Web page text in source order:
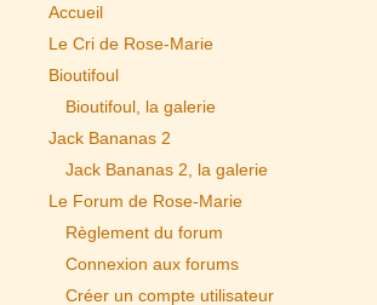
Accueil
Le Cri de Rose-Marie
Bioutifoul
Bioutifoul, la galerie
Jack Bananas 2
Jack Bananas 2, la galerie
Le Forum de Rose-Marie
Règlement du forum
Connexion aux forums
Créer un compte utilisateur